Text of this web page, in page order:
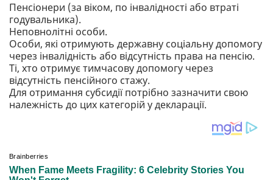
Пенсіонери (за віком, по інвалідності або втраті
годувальника).
Неповнолітні особи.
Особи, які отримують державну соціальну допомогу
через інвалідність або відсутність права на пенсію.
Ті, хто отримує тимчасову допомогу через
відсутність пенсійного стажу.
Для отримання субсидії потрібно зазначити свою
належність до цих категорій у декларації.